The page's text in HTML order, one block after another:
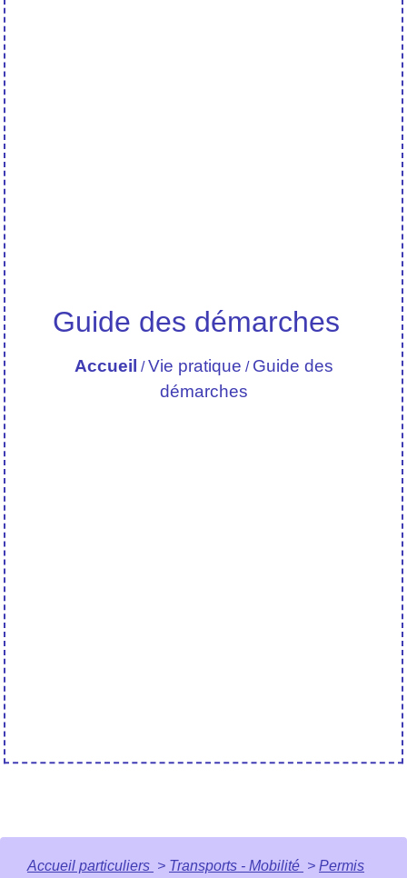
Guide des démarches
Accueil /Vie pratique / Guide des
démarches
Accueil particuliers > Transports - Mobilité > Permis